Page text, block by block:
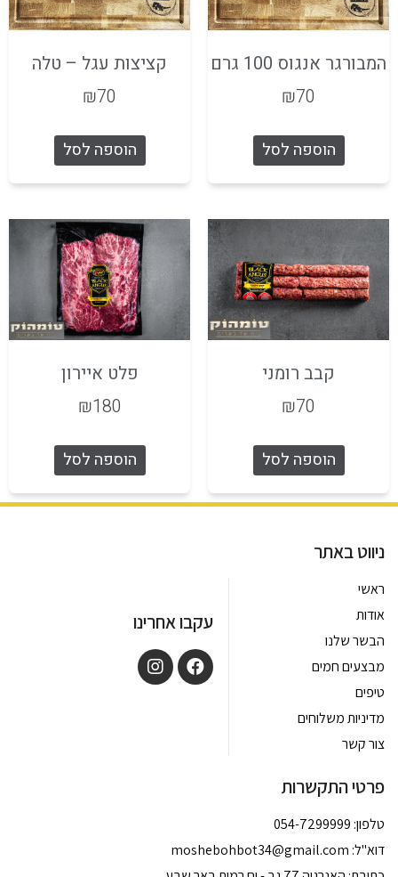
המבורגר אנגוס 100 גרם
₪70
הוספה לסל
קציצות עגל – טלה
₪70
הוספה לסל
קבב רומני
₪70
הוספה לסל
פלט איירון
₪180
הוספה לסל
ניווט באתר
ראשי
אודות
הבשר שלנו
מבצעים חמים
טיפים
מדיניות משלוחים
צור קשר
עקבו אחרינו
פרטי התקשרות
טלפון: 054-7299999
דוא''ל: moshebohbot34@gmail.com